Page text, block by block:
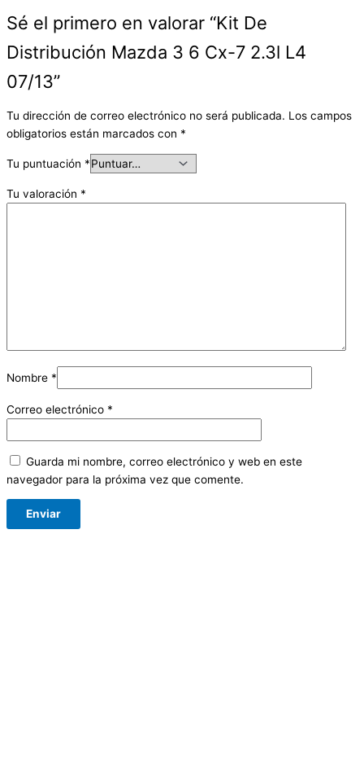
Sé el primero en valorar “Kit De
Distribución Mazda 3 6 Cx-7 2.3l L4
07/13”
Tu dirección de correo electrónico no será publicada. Los campos
obligatorios están marcados con *
Tu puntuación *
Tu valoración *
Nombre *
Correo electrónico *
Guarda mi nombre, correo electrónico y web en este
navegador para la próxima vez que comente.